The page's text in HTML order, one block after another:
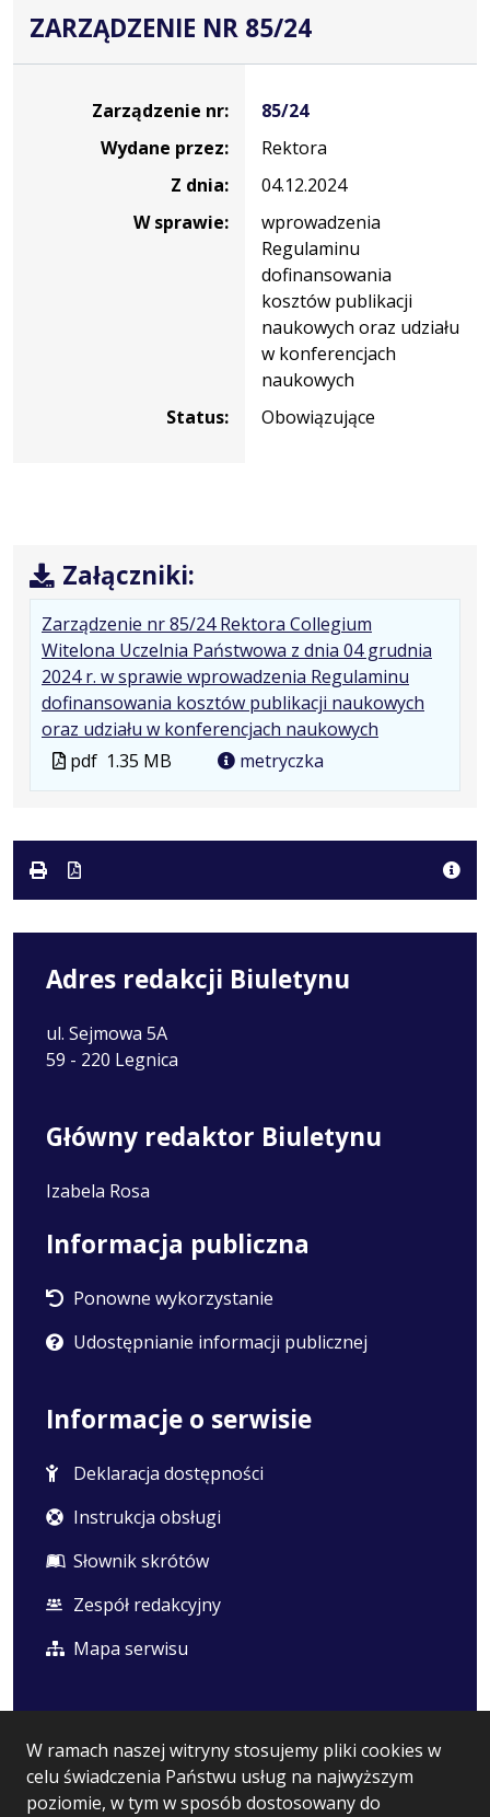
W ramach naszej witryny stosujemy pliki cookies w
celu świadczenia Państwu usług na najwyższym
poziomie, w tym w sposób dostosowany do
ZARZĄDZENIE NR 85/24
Zarządzenie nr:
85/24
Wydane przez:
Rektora
Z dnia:
04.12.2024
W sprawie:
wprowadzenia
Regulaminu
dofinansowania
kosztów publikacji
naukowych oraz udziału
w konferencjach
naukowych
Status:
Obowiązujące
Załączniki:
Zarządzenie nr 85/24 Rektora Collegium
Witelona Uczelnia Państwowa z dnia 04 grudnia
2024 r. w sprawie wprowadzenia Regulaminu
dofinansowania kosztów publikacji naukowych
oraz udziału w konferencjach naukowych
Plik
pdf 1.35 MB metryczka
Adres redakcji Biuletynu
ul. Sejmowa 5A
59 - 220 Legnica
Główny redaktor Biuletynu
Izabela Rosa
Informacja publiczna
Ponowne wykorzystanie
Udostępnianie informacji publicznej
Informacje o serwisie
Deklaracja dostępności
Instrukcja obsługi
Słownik skrótów
Zespół redakcyjny
Mapa serwisu
Statystyki oglądalności